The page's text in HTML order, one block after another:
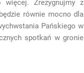
Zrezygnujmy z
równie mocno dla
Pańskiego w
spotkań w gronie